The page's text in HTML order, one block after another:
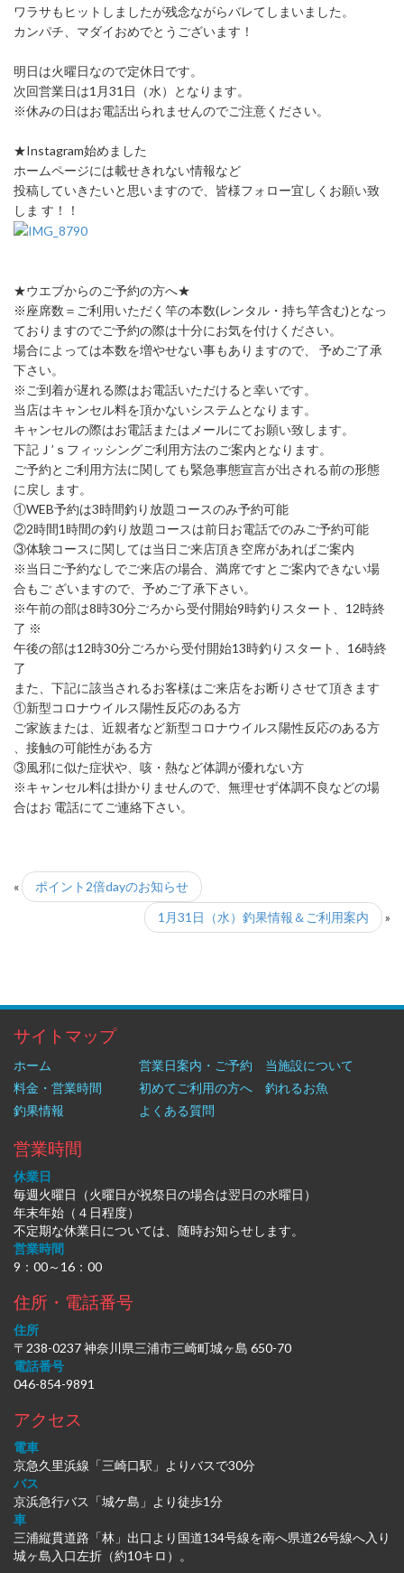
ワラサもヒットしましたが残念ながらバレてしまいました。
カンパチ、マダイおめでとうございます！
明日は火曜日なので定休日です。
次回営業日は1月31日（水）となります。
※休みの日はお電話出られませんのでご注意ください。
★Instagram始めました
ホームページには載せきれない情報など
投稿していきたいと思いますので、皆様フォロー宜しくお願い致
しま す！！
★ウエブからのご予約の方へ★
※座席数＝ご利用いただく竿の本数(レンタル・持ち竿含む)となっ
ておりますのでご予約の際は十分にお気を付けください。
場合によっては本数を増やせない事もありますので、 予めご了承
下さい。
※ご到着が遅れる際はお電話いただけると幸いです。
当店はキャンセル料を頂かないシステムとなります。
キャンセルの際はお電話またはメールにてお願い致します。
下記Ｊ’ｓフィッシングご利用方法のご案内となります。
ご予約とご利用方法に関しても緊急事態宣言が出される前の形態
に戻し ます。
①WEB予約は3時間釣り放題コースのみ予約可能
②2時間1時間の釣り放題コースは前日お電話でのみご予約可能
③体験コースに関しては当日ご来店頂き空席があればご案内
※当日ご予約なしでご来店の場合、満席ですとご案内できない場
合もご ざいますので、予めご了承下さい。
※午前の部は8時30分ごろから受付開始9時釣りスタート、12時終
了 ※
午後の部は12時30分ごろから受付開始13時釣りスタート、16時終
了
また、下記に該当されるお客様はご来店をお断りさせて頂きます
①新型コロナウイルス陽性反応のある方
ご家族または、近親者など新型コロナウイルス陽性反応のある方
、接触の可能性がある方
③風邪に似た症状や、咳・熱など体調が優れない方
※キャンセル料は掛かりませんので、無理せず体調不良などの場
合はお 電話にてご連絡下さい。
«
ポイント2倍dayのお知らせ
1月31日（水）釣果情報＆ご利用案内
»
サイトマップ
ホーム 営業日案内・ご予約
当施設について
料金・営業時間
初めてご利用の方へ
釣れるお魚
釣果情報
よくある質問
営業時間
休業日
毎週火曜日（火曜日が祝祭日の場合は翌日の水曜日）
年末年始（４日程度）
不定期な休業日については、随時お知らせします。
営業時間
9：00～16：00
住所・電話番号
住所
〒238-0237 神奈川県三浦市三崎町城ヶ島 650-70
電話番号
046-854-9891
アクセス
電車
京急久里浜線「三崎口駅」よりバスで30分
バス
京浜急行バス「城ケ島」より徒歩1分
車
三浦縦貫道路「林」出口より国道134号線を南へ県道26号線へ入り
城ヶ島入口左折（約10キロ）。